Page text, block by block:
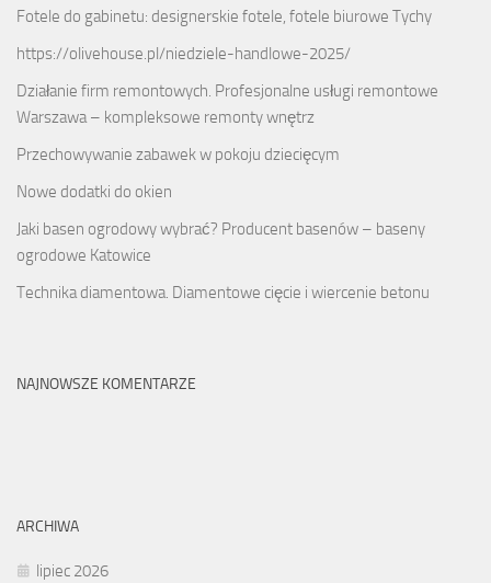
Fotele do gabinetu: designerskie fotele, fotele biurowe Tychy
https://olivehouse.pl/niedziele-handlowe-2025/
Działanie firm remontowych. Profesjonalne usługi remontowe
Warszawa – kompleksowe remonty wnętrz
Przechowywanie zabawek w pokoju dziecięcym
Nowe dodatki do okien
Jaki basen ogrodowy wybrać? Producent basenów – baseny
ogrodowe Katowice
Technika diamentowa. Diamentowe cięcie i wiercenie betonu
NAJNOWSZE KOMENTARZE
ARCHIWA
lipiec 2026